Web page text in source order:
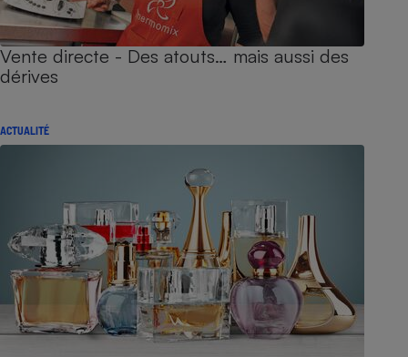
Vente directe - Des atouts… mais aussi des
dérives
ACTUALITÉ